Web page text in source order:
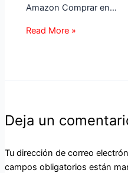
Amazon Comprar en…
Read More »
Deja un
Tu dirección de correo
campos obligatorios están